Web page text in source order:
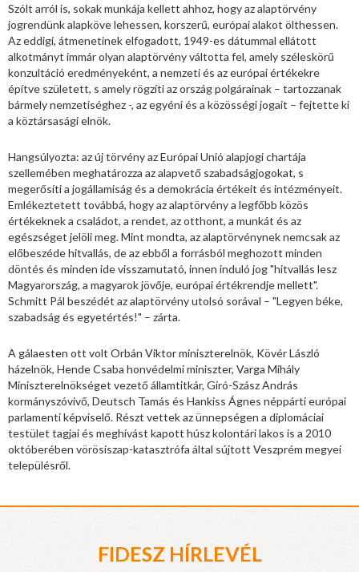
Szólt arról is, sokak munkája kellett ahhoz, hogy az alaptörvény
jogrendünk alapköve lehessen, korszerű, európai alakot ölthessen.
Az eddigi, átmenetinek elfogadott, 1949-es dátummal ellátott
alkotmányt immár olyan alaptörvény váltotta fel, amely széleskörű
konzultáció eredményeként, a nemzeti és az európai értékekre
építve született, s amely rögzíti az ország polgárainak – tartozzanak
bármely nemzetiséghez -, az egyéni és a közösségi jogait – fejtette ki
a köztársasági elnök.
Hangsúlyozta: az új törvény az Európai Unió alapjogi chartája
szellemében meghatározza az alapvető szabadságjogokat, s
megerősíti a jogállamiság és a demokrácia értékeit és intézményeit.
Emlékeztetett továbbá, hogy az alaptörvény a legfőbb közös
értékeknek a családot, a rendet, az otthont, a munkát és az
egészséget jelöli meg. Mint mondta, az alaptörvénynek nemcsak az
előbeszéde hitvallás, de az ebből a forrásból meghozott minden
döntés és minden ide visszamutató, innen induló jog "hitvallás lesz
Magyarország, a magyarok jövője, európai értékrendje mellett".
Schmitt Pál beszédét az alaptörvény utolsó sorával – "Legyen béke,
szabadság és egyetértés!" – zárta.
A gálaesten ott volt Orbán Viktor miniszterelnök, Kövér László
házelnök, Hende Csaba honvédelmi miniszter, Varga Mihály
Miniszterelnökséget vezető államtitkár, Giró-Szász András
kormányszóvivő, Deutsch Tamás és Hankiss Ágnes néppárti európai
parlamenti képviselő. Részt vettek az ünnepségen a diplomáciai
testület tagjai és meghívást kapott húsz kolontári lakos is a 2010
októberében vörösiszap-katasztrófa által sújtott Veszprém megyei
településről.
FIDESZ HÍRLEVÉL